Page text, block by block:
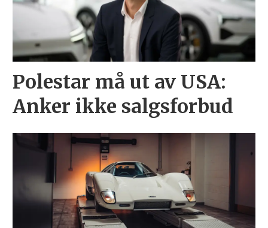
Polestar må ut av USA:
Anker ikke salgsforbud